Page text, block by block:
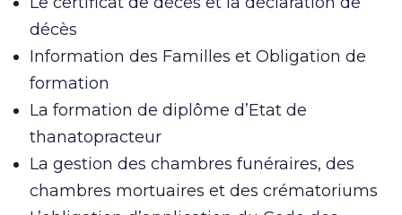
décès
Information des Familles et Obligation de
formation
La formation de diplôme d’Etat de
thanatopracteur
La gestion des chambres funéraires, des
chambres mortuaires et des crématoriums